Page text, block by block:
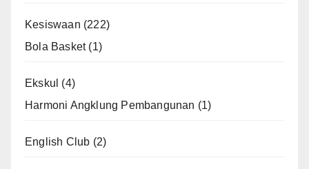
Kesiswaan (222)
Bola Basket(1)
Ekskul (4)
Harmoni Angklung Pembangunan (1)
English Club (2)